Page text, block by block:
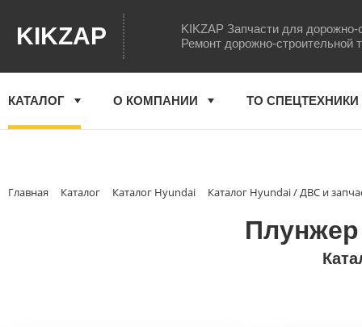
KIKZAP
KIKZAP Запчасти для дорожно-
Ремонт дорожно-строительной
КАТАЛОГ О КОМПАНИИ ТО СПЕЦТЕХНИКИ
Главная Каталог Каталог Hyundai Каталог Hyundai / ДВС и
Плунжер